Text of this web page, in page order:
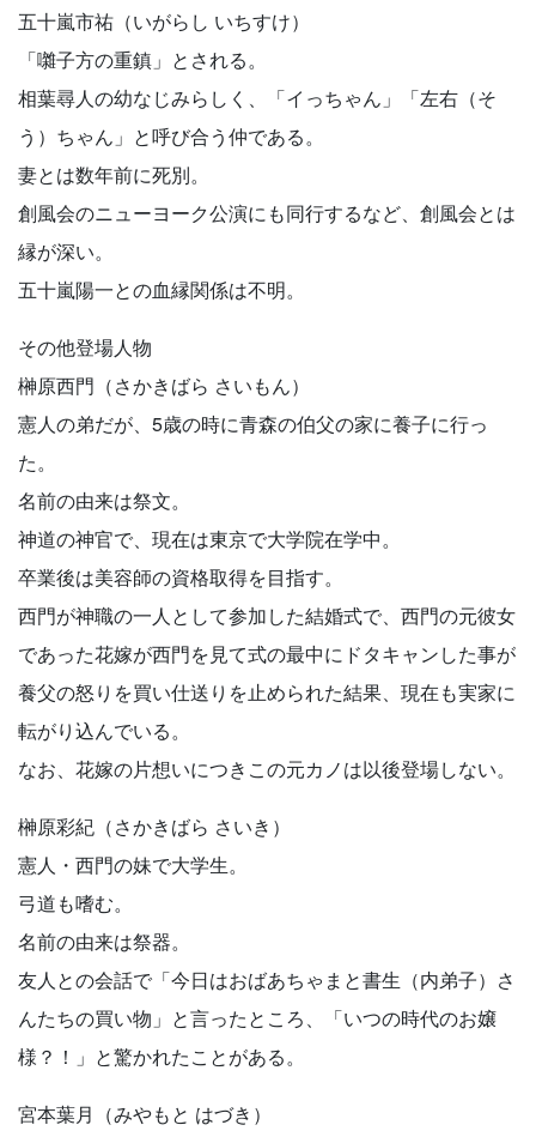
五十嵐市祐（いがらし いちすけ）
「囃子方の重鎮」とされる。
相葉尋人の幼なじみらしく、「イっちゃん」「左右（そ
う）ちゃん」と呼び合う仲である。
妻とは数年前に死別。
創風会のニューヨーク公演にも同行するなど、創風会とは
縁が深い。
五十嵐陽一との血縁関係は不明。
その他登場人物
榊原西門（さかきばら さいもん）
憲人の弟だが、5歳の時に青森の伯父の家に養子に行っ
た。
名前の由来は祭文。
神道の神官で、現在は東京で大学院在学中。
卒業後は美容師の資格取得を目指す。
西門が神職の一人として参加した結婚式で、西門の元彼女
であった花嫁が西門を見て式の最中にドタキャンした事が
養父の怒りを買い仕送りを止められた結果、現在も実家に
転がり込んでいる。
なお、花嫁の片想いにつきこの元カノは以後登場しない。
榊原彩紀（さかきばら さいき）
憲人・西門の妹で大学生。
弓道も嗜む。
名前の由来は祭器。
友人との会話で「今日はおばあちゃまと書生（内弟子）さ
んたちの買い物」と言ったところ、「いつの時代のお嬢
様？！」と驚かれたことがある。
宮本葉月（みやもと はづき）